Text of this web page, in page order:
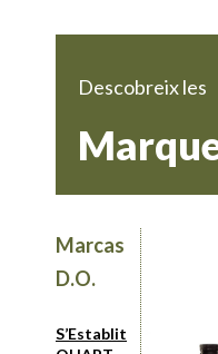
Descobreix les
Marcas
D.O.
S’Establit